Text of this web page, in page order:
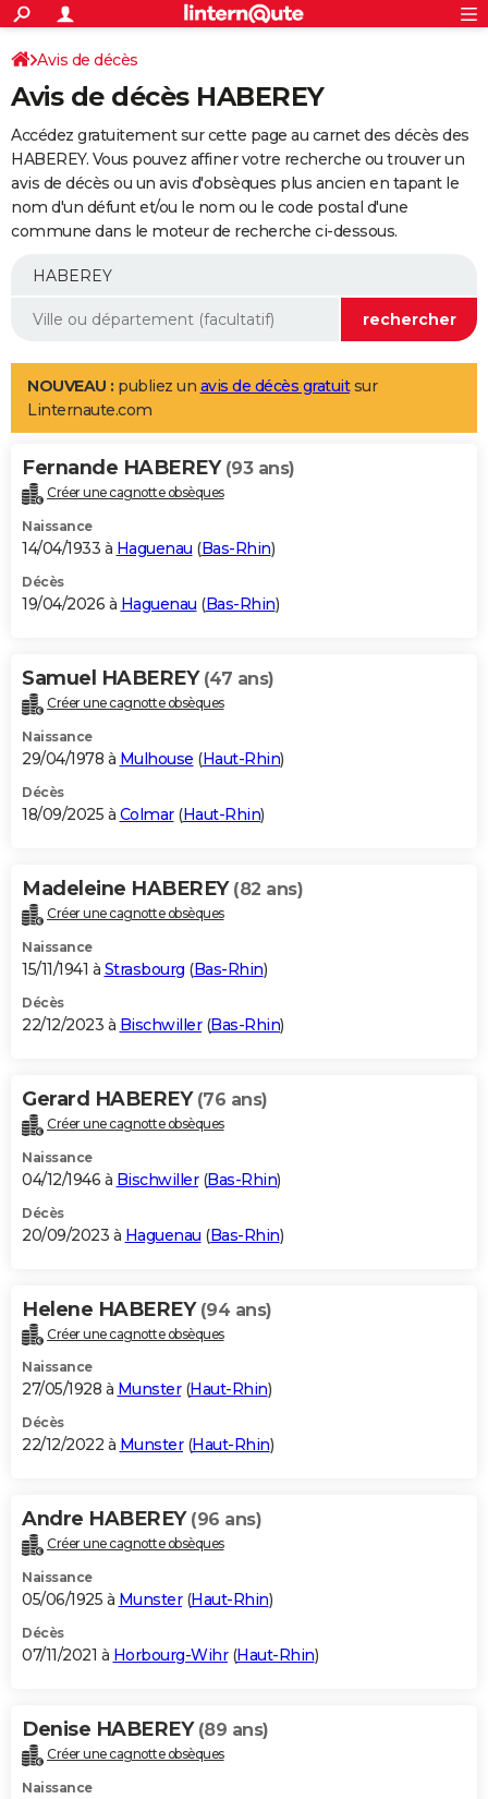
ACTUALITÉS
Politique
Société
Faits Divers
Education
Monde
Villes
+
SPORT
Coupe du monde 2026
Football
Tennis
Cyclisme
Rugby
Forum
Programme TV
TNT
Streaming
Cinéma
Sorties cinéma
Musique
+
FINANCE
Retraite
Epargne
Immobilier
Risques naturels par ville
Banque
Assurance
AUTO
Essais
Réserver un essai
Citadines
Berlines
SUV
Forum auto
+
Mobiles
Meilleur smartphone
Internet
Ordinateurs
Jeux vidéo
Guide high-tech
Aménagement intérieur
LIFESTYLE
Art de vivre
Bien-être
Loisirs
Mode
Modes de vie
Alimentation
Guide de la santé
Maladies
Médicaments
Sommeil
VOYAGE
Destinations
City break
Voyage nature
Voyage de noces
Forum
Climat
+PHOTO
GUIDES D'ACHAT
BONS PLANS
Carte de Noël
Carte Bonne année
Carte Saint-Valentin
Carte Pâques
Carte d'anniversaire
DICTIONNAIRE
Dictionnaire
Biographies
Citations
Expressions
Proverbes
PROGRAMME TV
S'inscrire
Se connecter
Lycées
Collèges
Primaires
Universités
Entreprises
Service militaire
Avis de recherche
AVIS DE DÉCÈS
Bricolage
Lifestyle
Culture
Sport
Auto
Television
Voyage
Cinema
Avis de décès
Avis de décès HABEREY
Accédez gratuitement sur cette page au carnet des décès des
HABEREY. Vous pouvez affiner votre recherche ou trouver un
avis de décès ou un avis d'obsèques plus ancien en tapant le
nom d'un défunt et/ou le nom ou le code postal d'une
commune dans le moteur de recherche ci-dessous.
NOUVEAU : publiez un avis de décès gratuitsur
Linternaute.com
Fernande HABEREY (93 ans)
Créer une cagnotte obsèques
Naissance
14/04/1933 à Haguenau (Bas-Rhin)
Décès
19/04/2026 à Haguenau (Bas-Rhin)
Samuel HABEREY (47 ans)
Créer une cagnotte obsèques
Naissance
29/04/1978 à Mulhouse (Haut-Rhin)
Décès
18/09/2025 à Colmar(Haut-Rhin)
Madeleine HABEREY (82 ans)
Créer une cagnotte obsèques
Naissance
15/11/1941 à Strasbourg (Bas-Rhin)
Décès
22/12/2023 à Bischwiller(Bas-Rhin)
Gerard HABEREY (76 ans)
Créer une cagnotte obsèques
Naissance
04/12/1946 à Bischwiller(Bas-Rhin)
Décès
20/09/2023 à Haguenau (Bas-Rhin)
Helene HABEREY (94 ans)
Créer une cagnotte obsèques
Naissance
27/05/1928 à Munster(Haut-Rhin)
Décès
22/12/2022 à Munster(Haut-Rhin)
Andre HABEREY (96 ans)
Créer une cagnotte obsèques
Naissance
05/06/1925 à Munster(Haut-Rhin)
Décès
07/11/2021 à Horbourg-Wihr(Haut-Rhin)
Denise HABEREY (89 ans)
Créer une cagnotte obsèques
Naissance